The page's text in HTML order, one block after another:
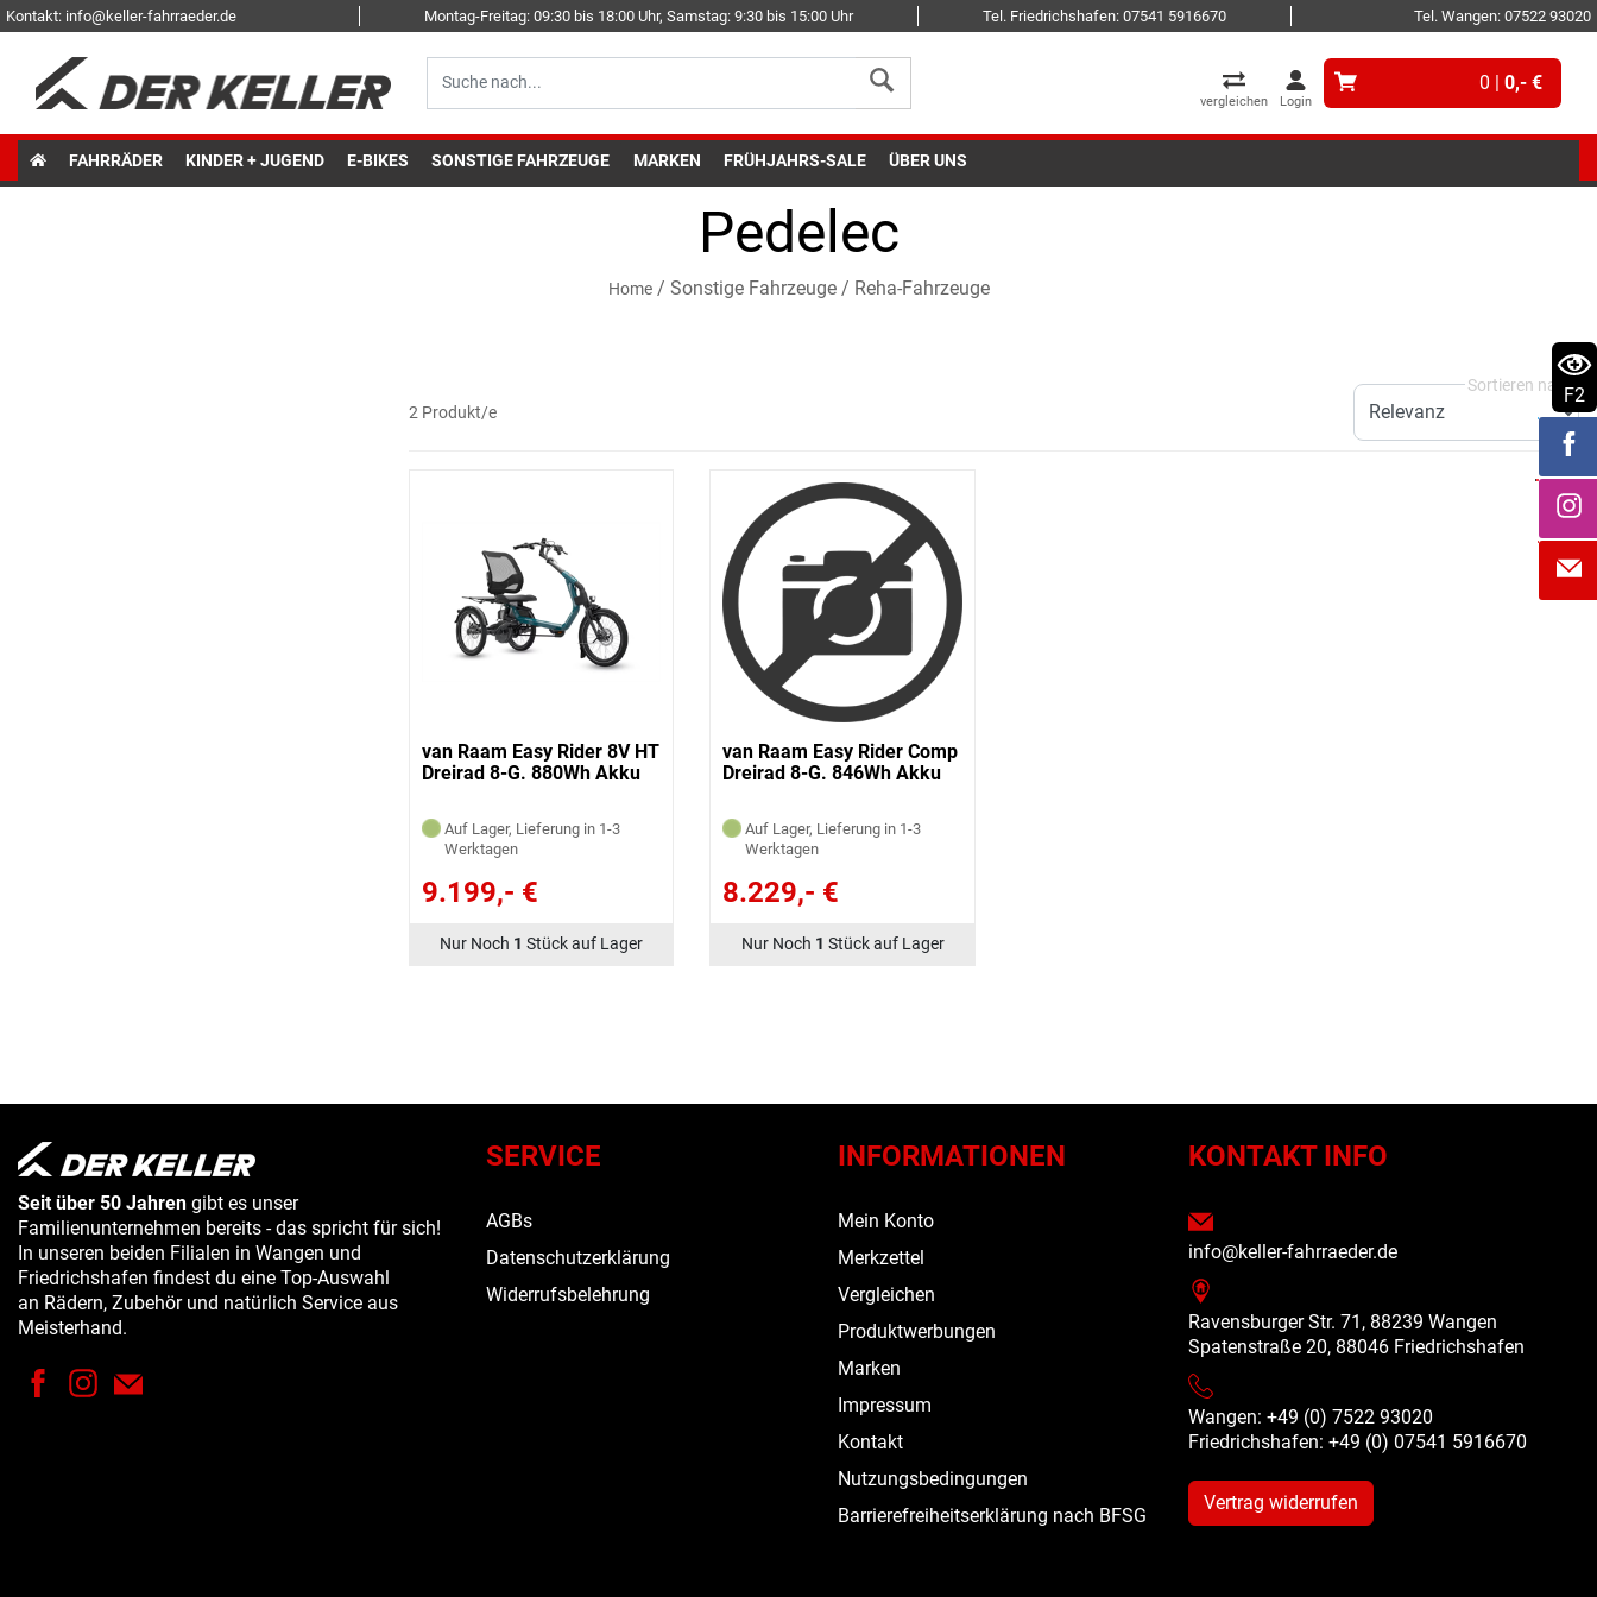
Kontakt: info@keller-fahrraeder.de Montag-Freitag: 09:30 bis 18:00 Uhr, Samstag: 9:30 bis 15:00 Uhr Tel. Friedrichshafen: 07541 5916670 Tel. Wangen: 07522 93020
vergleichen Login
0 | 0,- €
FAHRRÄDER KINDER + JUGEND E-BIKES SONSTIGE FAHRZEUGE MARKEN FRÜHJAHRS-SALE ÜBER UNS
Pedelec
Home/ Sonstige Fahrzeuge/ Reha-Fahrzeuge
2 Produkt/e
van Raam Easy Rider 8V HT
Dreirad 8-G. 880Wh Akku
Auf Lager, Lieferung in 1-3
Werktagen
9.199,- €
Nur Noch 1 Stück auf Lager
van Raam Easy Rider Comp
Dreirad 8-G. 846Wh Akku
Auf Lager, Lieferung in 1-3
Werktagen
8.229,- €
Nur Noch 1 Stück auf Lager
Seit über 50 Jahren gibt es unser
Familienunternehmen bereits - das spricht für sich!
In unseren beiden Filialen in Wangen und
Friedrichshafen findest du eine Top-Auswahl
an Rädern, Zubehör und natürlich Service aus
Meisterhand.
SERVICE
AGBs
Datenschutzerklärung
Widerrufsbelehrung
INFORMATIONEN
Mein Konto
Merkzettel
Vergleichen
Produktwerbungen
Marken
Impressum
Kontakt
Nutzungsbedingungen
Barrierefreiheitserklärung nach BFSG
KONTAKT INFO
info@keller-fahrraeder.de
Ravensburger Str. 71, 88239 Wangen
Spatenstraße 20, 88046 Friedrichshafen
Wangen: +49 (0) 7522 93020
Friedrichshafen: +49 (0)07541 5916670
Vertrag widerrufen
F2